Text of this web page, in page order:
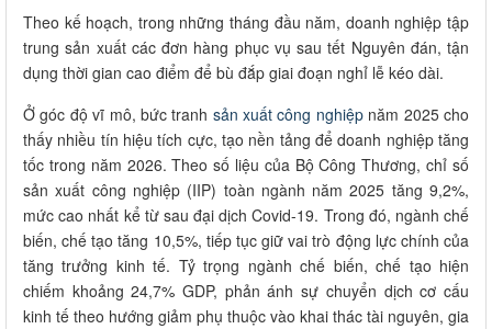
Theo kế hoạch, trong những tháng đầu năm, doanh nghiệp tập
trung sản xuất các đơn hàng phục vụ sau tết Nguyên đán, tận
dụng thời gian cao điểm để bù đắp giai đoạn nghỉ lễ kéo dài.
Ở góc độ vĩ mô, bức tranh sản xuất công nghiệpnăm 2025 cho
thấy nhiều tín hiệu tích cực, tạo nền tảng để doanh nghiệp tăng
tốc trong năm 2026. Theo số liệu của Bộ Công Thương, chỉ số
sản xuất công nghiệp (IIP) toàn ngành năm 2025 tăng 9,2%,
mức cao nhất kể từ sau đại dịch Covid-19. Trong đó, ngành chế
biến, chế tạo tăng 10,5%, tiếp tục giữ vai trò động lực chính của
tăng trưởng kinh tế. Tỷ trọng ngành chế biến, chế tạo hiện
chiếm khoảng 24,7% GDP, phản ánh sự chuyển dịch cơ cấu
kinh tế theo hướng giảm phụ thuộc vào khai thác tài nguyên, gia